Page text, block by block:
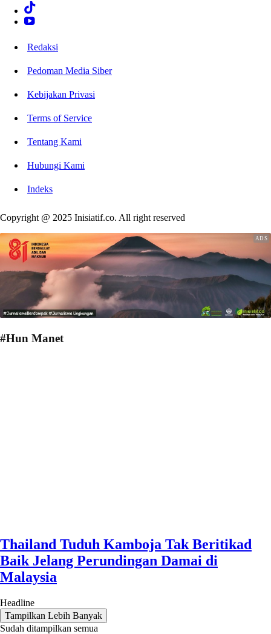
Redaksi
Pedoman Media Siber
Kebijakan Privasi
Terms of Service
Tentang Kami
Hubungi Kami
Indeks
Copyright @ 2025 Inisiatif.co. All right reserved
#Hun Manet
Thailand Tuduh Kamboja Tak Beritikad
Baik Jelang Perundingan Damai di
Malaysia
Headline
Tampilkan Lebih Banyak
Sudah ditampilkan semua